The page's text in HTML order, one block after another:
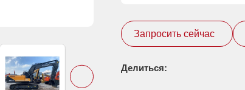
Запросить сейчас
Делиться: